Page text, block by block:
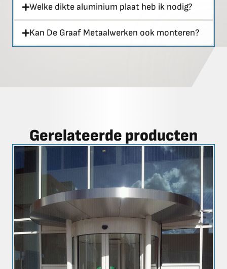
Welke dikte aluminium plaat heb ik nodig?
Kan De Graaf Metaalwerken ook monteren?
Gerelateerde producten